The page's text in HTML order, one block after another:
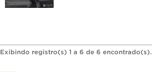
Exibindo registro(s) 1 a 6 de 6 encontrado(s).